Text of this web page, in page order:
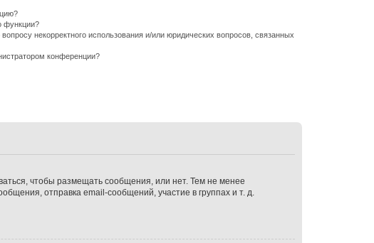
функции?
некорректного использования и/или юридических вопросов, связанных
конференции?
чтобы размещать сообщения, или нет. Тем не менее
отправка email-сообщений, участие в группах и т. д.